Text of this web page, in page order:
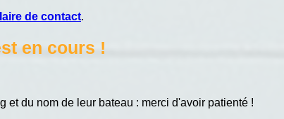
de contact.
en cours !
du nom de leur bateau : merci d'avoir patienté !